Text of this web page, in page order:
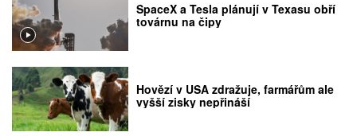
SpaceX a Tesla plánují v Texasu obří
továrnu na čipy
Hovězí v USA zdražuje, farmářům ale
vyšší zisky nepřináší